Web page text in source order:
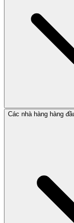
Các nhà hàng hàng